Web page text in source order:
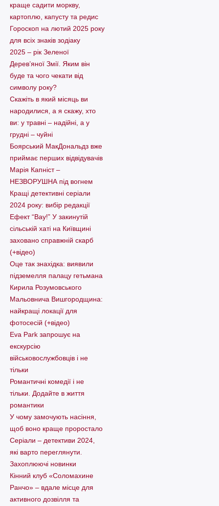
краще садити моркву,
картоплю, капусту та редис
Гороскоп на лютий 2025 року
для всіх знаків зодіаку
2025 – рік Зеленої
Дерев’яної Змії. Яким він
буде та чого чекати від
символу року?
Скажіть в який місяць ви
народилися, а я скажу, хто
ви: у травні – надійні, а у
грудні – чуйні
Боярський МакДональдз вже
приймає перших відвідувачів
Марія Капніст –
НЕЗВОРУШНА під вогнем
Кращі детективні серіали
2024 року: вибір редакції
Ефект “Вау!” У закинутій
сільській хаті на Київщині
заховано справжній скарб
(+відео)
Оце так знахідка: виявили
підземелля палацу гетьмана
Кирила Розумовського
Мальовнича Вишгородщина:
найкращі локації для
фотосесій (+відео)
Eva Park запрошує на
екскурсію
військовослужбовців і не
тільки
Романтичні комедії і не
тільки. Додайте в життя
романтики
У чому замочують насіння,
щоб воно краще проростало
Серіали – детективи 2024,
які варто пеpеглянути.
Захоплюючі новинки
Кінний клуб «Соломахине
Ранчо» – вдале місце для
активного дозвілля та